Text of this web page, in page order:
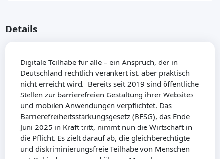
Details
Digitale Teilhabe für alle – ein Anspruch, der in
Deutschland rechtlich verankert ist, aber praktisch
nicht erreicht wird. Bereits seit 2019 sind öffentliche
Stellen zur barrierefreien Gestaltung ihrer Websites
und mobilen Anwendungen verpflichtet. Das
Barrierefreiheitsstärkungsgesetz (BFSG), das Ende
Juni 2025 in Kraft tritt, nimmt nun die Wirtschaft in
die Pflicht. Es zielt darauf ab, die gleichberechtigte
und diskriminierungsfreie Teilhabe von Menschen